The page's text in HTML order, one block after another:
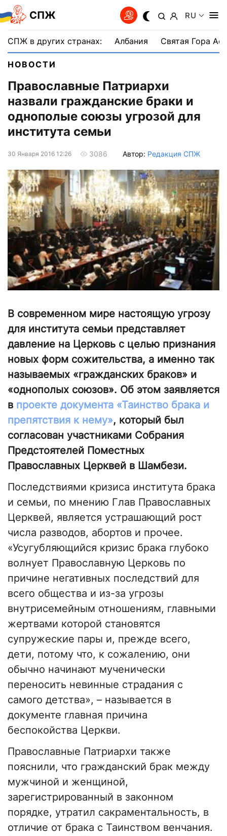
СПЖ RU
СПЖ в других странах: Албания Святая Гора
НОВОСТИ
Православные Патриархи
назвали гражданские браки и
однополые союзы угрозой для
института семьи
30 Января 2016 12:26 3086 Автор: Редакция СПЖ
В современном мире настоящую угрозу
для института семьи представляет
давление на Церковь с целью признания
новых форм сожительства, а именно так
называемых «гражданских браков» и
«однополых союзов». Об этом заявляется
в проекте документа «Таинство брака и
препятствия к нему», который был
согласован участниками Собрания
Предстоятелей Поместных
Православных Церквей в Шамбези.
Последствиями кризиса института брака
и семьи, по мнению Глав Православных
Церквей, является устрашающий рост
числа разводов, абортов и прочее.
«Усугубляющийся кризис брака глубоко
волнует Православную Церковь по
причине негативных последствий для
всего общества и из-за угрозы
внутрисемейным отношениям, главными
жертвами которой становятся
супружеские пары и, прежде всего,
дети, потому что, к сожалению, они
обычно начинают мученически
переносить невинные страдания с
самого детства», – называется в
документе главная причина
беспокойства Церкви.
Православные Патриархи также
пояснили, что гражданский брак между
мужчиной и женщиной,
зарегистрированный в законном
порядке, утратил сакраментальность, в
отличие от брака с Таинством венчания.